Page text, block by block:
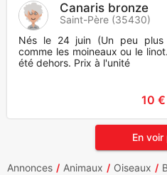
Canaris bronze
Saint-Père (35430)
Nés le 24 juin (Un peu plus
comme les moineaux ou le
été dehors. Prix à l'unité
10 €
En voir
Annonces Animaux Oiseaux